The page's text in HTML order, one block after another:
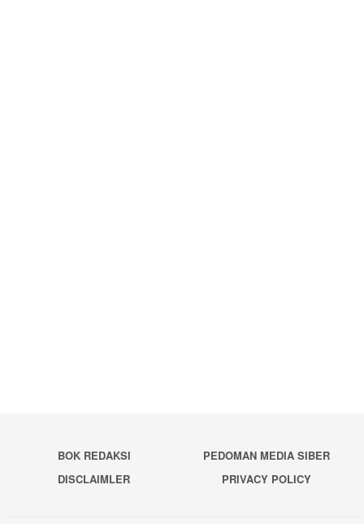
BOK REDAKSI
PEDOMAN MEDIA SIBER
DISCLAIMLER
PRIVACY POLICY